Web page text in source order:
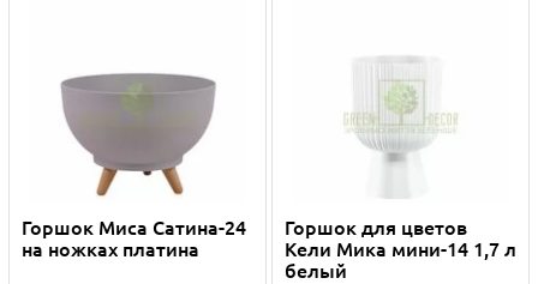
Горшок Миса Сатина-24
на ножках платина
Горшок для цветов
Кели Мика мини-14 1,7 л
белый